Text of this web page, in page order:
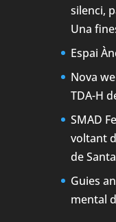
silenci,
Una
Espai
Nova
TDA-H
SMAD
voltant
de
Guies
mental